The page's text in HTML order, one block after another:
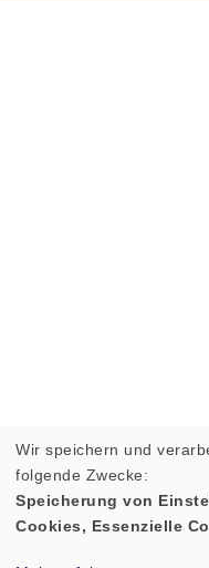
Wir speichern und
folgende Zwecke:
Speicherung von
Cookies, Essenzielle